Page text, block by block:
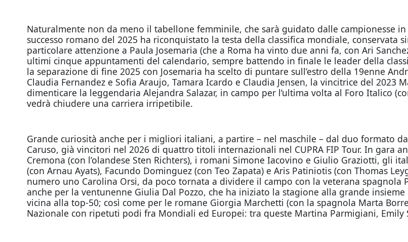
Naturalmente non da meno il tabellone femminile, che sarà guidato dalle campionesse
successo romano del 2025 ha riconquistato la testa della classifica mondiale,
particolare attenzione a Paula Josemaria (che a Roma ha vinto due anni fa, con Ari
ultimi cinque appuntamenti del calendario, sempre battendo in finale le leader della
la separazione di fine 2025 con Josemaria ha scelto di puntare sull’estro della 19enne
Claudia Fernandez e Sofia Araujo, Tamara Icardo e Claudia Jensen, la vincitrice del 2023
dimenticare la leggendaria Alejandra Salazar, in campo per l’ultima volta al Foro Italico
vedrà chiudere una carriera irripetibile.
Grande curiosità anche per i migliori italiani, a partire – nel maschile – dal duo formato
Caruso, già vincitori nel 2026 di quattro titoli internazionali nel CUPRA FIP Tour. In gara
Cremona (con l’olandese Sten Richters), i romani Simone Iacovino e Giulio Graziotti, gli
(con Arnau Ayats), Facundo Dominguez (con Teo Zapata) e Aris Patiniotis (con Thomas
numero uno Carolina Orsi, da poco tornata a dividere il campo con la veterana spagnola
anche per la ventunenne Giulia Dal Pozzo, che ha iniziato la stagione alla grande
vicina alla top-50; così come per le romane Giorgia Marchetti (con la spagnola Marta
Nazionale con ripetuti podi fra Mondiali ed Europei: tra queste Martina Parmigiani, Emily